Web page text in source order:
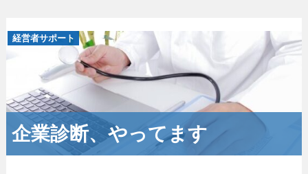
経営者サポート
企業診断、やってます